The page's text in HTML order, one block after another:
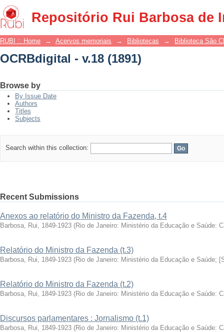
Repositório Rui Barbosa de
OCRBdigital - v.18 (1891)
RUBI :: Home → Acervos memoriais → Bibliotecas → Biblioteca São
OCRBdigital - v.18 (1891)
Browse by
By Issue Date
Authors
Titles
Subjects
Search within this collection:
Recent Submissions
Anexos ao relatório do Ministro da Fazenda, t.4
Barbosa, Rui, 1849-1923 (Rio de Janeiro: Ministério da Educação e Saúde:
Relatório do Ministro da Fazenda (t.3)
Barbosa, Rui, 1849-1923 (Rio de Janeiro: Ministério da Educação e Saúde;
Relatório do Ministro da Fazenda (t.2)
Barbosa, Rui, 1849-1923 (Rio de Janeiro: Ministério da Educação e Saúde:
Discursos parlamentares : Jornalismo (t.1)
Barbosa, Rui, 1849-1923 (Rio de Janeiro: Ministério da Educação e Saúde: